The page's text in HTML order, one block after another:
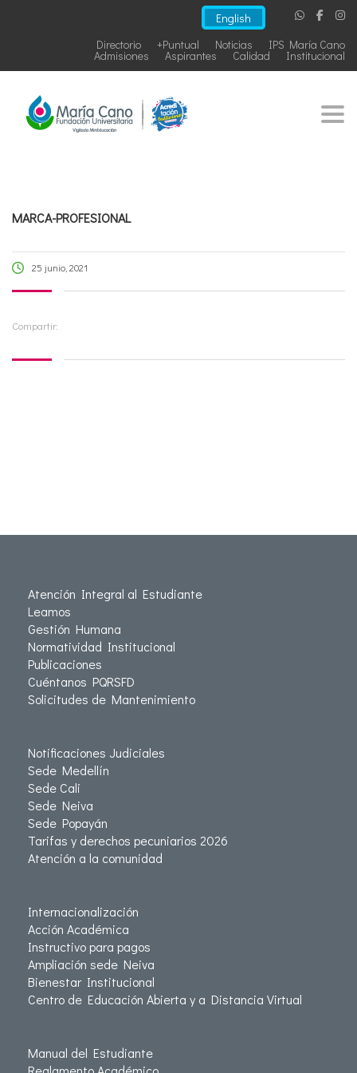
English
IPS María Cano
Noticias
+Puntual
Directorio
Institucional
Calidad
Aspirantes
Admisiones
MARCA-PROFESIONAL
25 junio, 2021
Compartir:
Atención Integral al Estudiante
Leamos
Gestión Humana
Normatividad Institucional
Publicaciones
Cuéntanos PQRSFD
Solicitudes de Mantenimiento
Notificaciones Judiciales
Sede Medellín
Sede Cali
Sede Neiva
Sede Popayán
Tarifas y derechos pecuniarios 2026
Atención a la comunidad
Internacionalización
Acción Académica
Instructivo para pagos
Ampliación sede Neiva
Bienestar Institucional
Centro de Educación Abierta y a Distancia Virtual
Manual del Estudiante